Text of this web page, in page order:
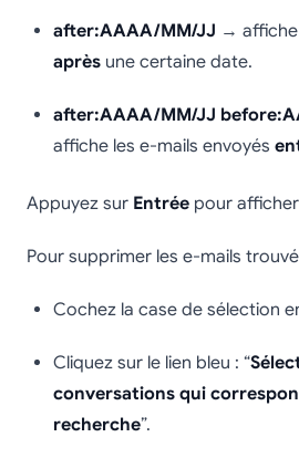
after:AAAA/MM/JJ → affiche
après une certaine date.
after:AAAA/MM/JJ
affiche les e-mails envoyés
Appuyez sur Entrée pour
Pour supprimer les e-mails
Cochez la case de sélection
Cliquez sur le lien bleu : “
conversations qui
recherche”.